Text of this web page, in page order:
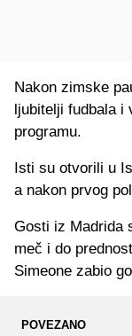
Nakon zimske
ljubitelji fudbala i
programu.
Isti su otvorili u
a nakon prvog
Gosti iz Madrida
meč i do
Simeone zabio
POVEZANO